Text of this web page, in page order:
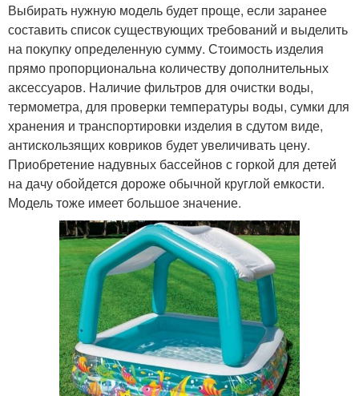
Выбирать нужную модель будет проще, если заранее
составить список существующих требований и выделить
на покупку определенную сумму. Стоимость изделия
прямо пропорциональна количеству дополнительных
аксессуаров. Наличие фильтров для очистки воды,
термометра, для проверки температуры воды, сумки для
хранения и транспортировки изделия в сдутом виде,
антискользящих ковриков будет увеличивать цену.
Приобретение надувных бассейнов с горкой для детей
на дачу обойдется дороже обычной круглой емкости.
Модель тоже имеет большое значение.